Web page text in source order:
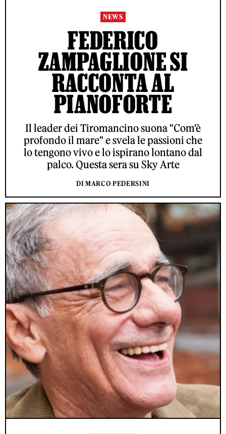
NEWS
FEDERICO
ZAMPAGLIONE SI
RACCONTA AL
PIANOFORTE
Il leader dei Tiromancino suona "Com'è
profondo il mare" e svela le passioni che
lo tengono vivo e lo ispirano lontano dal
palco. Questa sera su Sky Arte
DI MARCO PEDERSINI